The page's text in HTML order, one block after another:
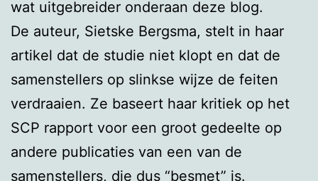
wat uitgebreider onderaan deze blog.
De auteur, Sietske Bergsma, stelt in haar
artikel dat de studie niet klopt en dat de
samenstellers op slinkse wijze de feiten
verdraaien. Ze baseert haar kritiek op het
SCP rapport voor een groot gedeelte op
andere publicaties van een van de
samenstellers, die dus “besmet” is.